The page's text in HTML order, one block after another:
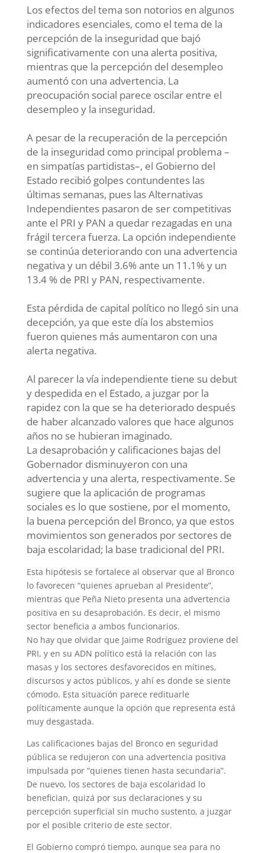
Los efectos del tema son notorios en algunos
indicadores esenciales, como el tema de la
percepción de la inseguridad que bajó
significativamente con una alerta positiva,
mientras que la percepción del desempleo
aumentó con una advertencia. La
preocupación social parece oscilar entre el
desempleo y la inseguridad.
A pesar de la recuperación de la percepción
de la inseguridad como principal problema –
en simpatías partidistas–, el Gobierno del
Estado recibió golpes contundentes las
últimas semanas, pues las Alternativas
Independientes pasaron de ser competitivas
ante el PRI y PAN a quedar rezagadas en una
frágil tercera fuerza. La opción independiente
se continúa deteriorando con una advertencia
negativa y un débil 3.6% ante un 11.1% y un
13.4 % de PRI y PAN, respectivamente.
Esta pérdida de capital político no llegó sin una
decepción, ya que este día los abstemios
fueron quienes más aumentaron con una
alerta negativa.
Al parecer la vía independiente tiene su debut
y despedida en el Estado, a juzgar por la
rapidez con la que se ha deteriorado después
de haber alcanzado valores que hace algunos
años no se hubieran imaginado.
La desaprobación y calificaciones bajas del
Gobernador disminuyeron con una
advertencia y una alerta, respectivamente. Se
sugiere que la aplicación de programas
sociales es lo que sostiene, por el momento,
la buena percepción del Bronco, ya que estos
movimientos son generados por sectores de
baja escolaridad; la base tradicional del PRI.
Esta hipótesis se fortalece al observar que al Bronco
lo favorecen “quienes aprueban al Presidente”,
mientras que Peña Nieto presenta una advertencia
positiva en su desaprobación. Es decir, el mismo
sector beneficia a ambos funcionarios.
No hay que olvidar que Jaime Rodríguez proviene del
PRI, y en su ADN político está la relación con las
masas y los sectores desfavorecidos en mítines,
discursos y actos públicos, y ahí es donde se siente
cómodo. Esta situación parece redituarle
políticamente aunque la opción que representa está
muy desgastada.
Las calificaciones bajas del Bronco en seguridad
pública se redujeron con una advertencia positiva
impulsada por “quienes tienen hasta secundaria”.
De nuevo, los sectores de baja escolaridad lo
benefician, quizá por sus declaraciones y su
percepción superficial sin mucho sustento, a juzgar
por el posible criterio de este sector.
El Gobierno compró tiempo, aunque sea para no